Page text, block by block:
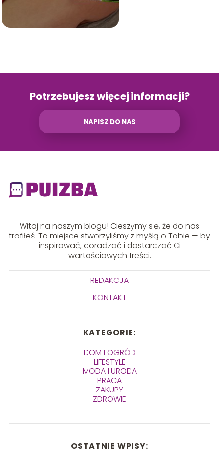
Potrzebujesz więcej informacji?
NAPISZ DO NAS
Witaj na naszym blogu! Cieszymy się, że do nas
trafiłeś. To miejsce stworzyliśmy z myślą o Tobie — by
inspirować, doradzać i dostarczać Ci
wartościowych treści.
REDAKCJA
KONTAKT
KATEGORIE:
DOM I OGRÓD
LIFESTYLE
MODA I URODA
PRACA
ZAKUPY
ZDROWIE
OSTATNIE WPISY: